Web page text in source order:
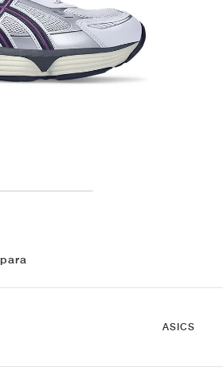
ASICS